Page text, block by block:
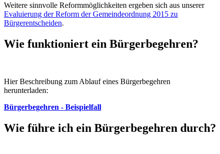
Weitere sinnvolle Reformmöglichkeiten ergeben sich aus unserer
Evaluierung der Reform der Gemeindeordnung 2015 zu
Bürgerentscheiden.
Wie funktioniert ein Bürgerbegehren?
Hier Beschreibung zum Ablauf eines Bürgerbegehren
herunterladen:
Bürgerbegehren - Beispielfall
Wie führe ich ein Bürgerbegehren durch?